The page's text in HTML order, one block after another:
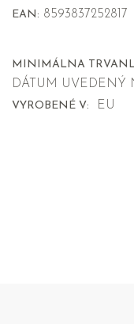
EAN: 8593837252817
MINIMÁLNA
DÁTUM UVEDENÝ
VYROBENÉ V: EU